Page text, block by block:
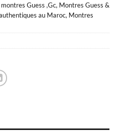
montres Guess ,Gc, Montres Guess &
au Maroc, Montres